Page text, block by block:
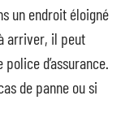
un endroit éloigné
arriver, il peut
d’assurance.
de panne ou si